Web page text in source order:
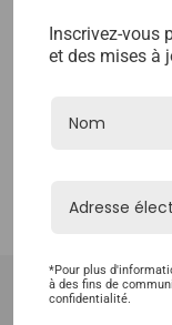
Cette
Inscrivez-vous
et des mises à
*Pour plus
à des fins de
confidentialité.